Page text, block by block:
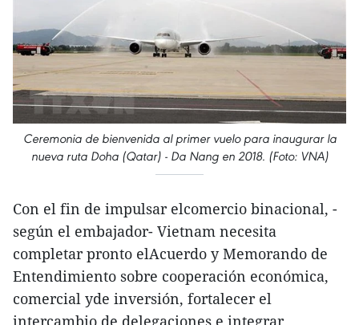
Ceremonia de bienvenida al primer vuelo para inaugurar la
nueva ruta Doha (Qatar) - Da Nang en 2018. (Foto: VNA)
Con el fin de impulsar elcomercio binacional, -
según el embajador- Vietnam necesita
completar pronto elAcuerdo y Memorando de
Entendimiento sobre cooperación económica,
comercial yde inversión, fortalecer el
intercambio de delegaciones e integrar